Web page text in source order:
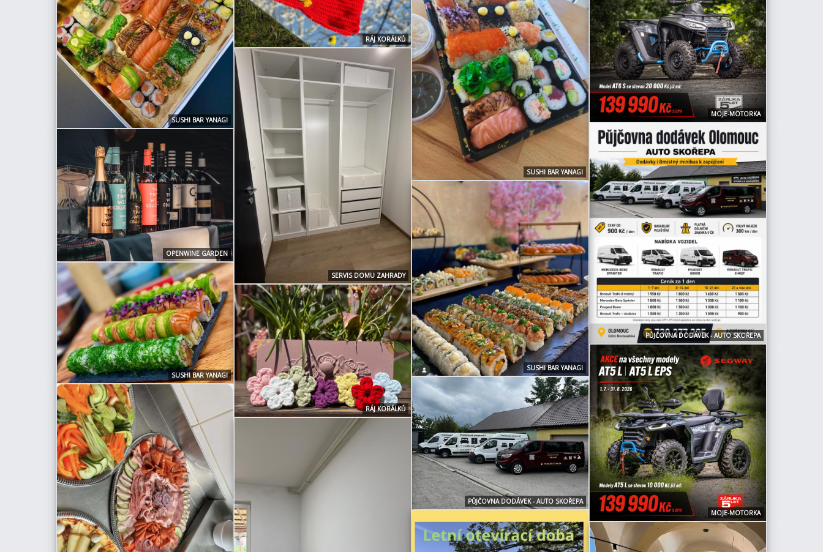
RÁJ KORÁLKŮ
SUSHI BAR YANAGI
SUSHI BAR YANAGI
MOJE-MOTORKA
SERVIS DOMU ZAHRADY
PŮJČOVNA DODÁVEK - AUTO SKOŘEPA
OPENWINE GARDEN
SUSHI BAR YANAGI
SUSHI BAR YANAGI
RÁJ KORÁLKŮ
MOJE-MOTORKA
PŮJČOVNA DODÁVEK - AUTO SKOŘEPA